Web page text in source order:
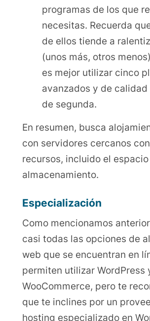
programas de los que
necesitas. Recuerda
de ellos tiende a
(unos más, otros
es mejor utilizar cinco
avanzados y de calidad
de segunda.
En resumen, busca
con servidores cercanos
recursos, incluido el
almacenamiento.
Especialización
Como mencionamos
casi todas las opciones de
web que se encuentran en
permiten utilizar WordPress
WooCommerce, pero te
que te inclines por un
hosting especializado en